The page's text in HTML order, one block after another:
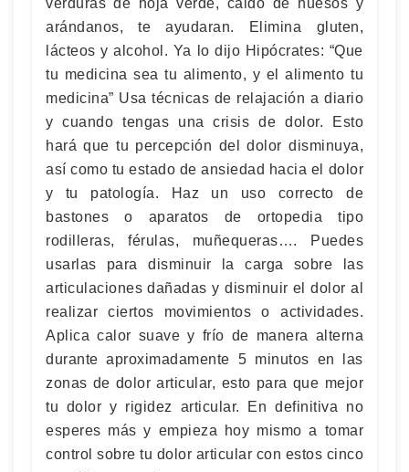
verduras de hoja verde, caldo de huesos y
arándanos, te ayudaran. Elimina gluten,
lácteos y alcohol. Ya lo dijo Hipócrates: “Que
tu medicina sea tu alimento, y el alimento tu
medicina” Usa técnicas de relajación a diario
y cuando tengas una crisis de dolor. Esto
hará que tu percepción del dolor disminuya,
así como tu estado de ansiedad hacia el dolor
y tu patología. Haz un uso correcto de
bastones o aparatos de ortopedia tipo
rodilleras, férulas, muñequeras…. Puedes
usarlas para disminuir la carga sobre las
articulaciones dañadas y disminuir el dolor al
realizar ciertos movimientos o actividades.
Aplica calor suave y frío de manera alterna
durante aproximadamente 5 minutos en las
zonas de dolor articular, esto para que mejor
tu dolor y rigidez articular. En definitiva no
esperes más y empieza hoy mismo a tomar
control sobre tu dolor articular con estos cinco